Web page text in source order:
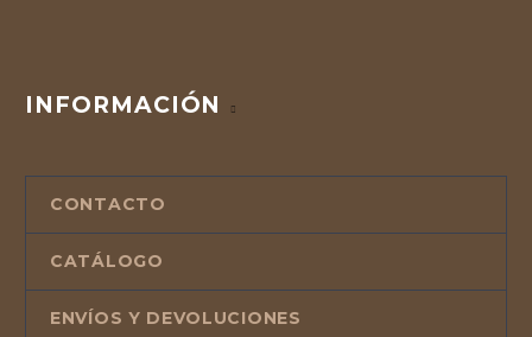
INFORMACIÓN
CONTACTO
CATÁLOGO
ENVÍOS Y DEVOLUCIONES